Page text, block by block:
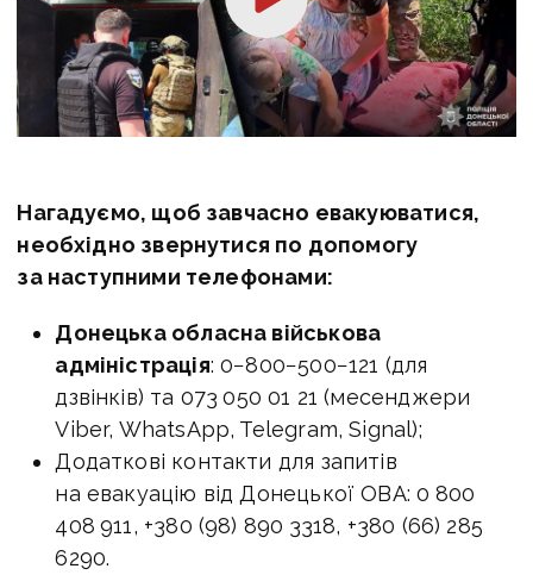
Нагадуємо, щоб завчасно евакуюватися,
необхідно звернутися по допомогу
за наступними телефонами:
Донецька обласна військова
адміністрація: 0−800−500−121 (для
дзвінків) та 073 050 01 21 (месенджери
Viber, WhatsApp, Telegram, Signal);
Додаткові контакти для запитів
на евакуацію від Донецької ОВА: 0 800
408 911, +380 (98) 890 3318, +380 (66) 285
6290.